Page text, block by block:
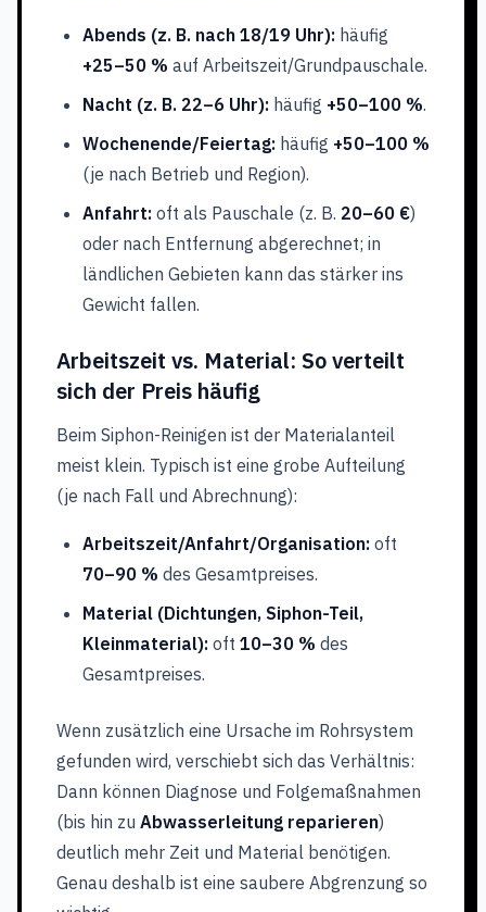
Abends (z. B. nach 18/19 Uhr): häufig
+25–50 % auf Arbeitszeit/Grundpauschale.
Nacht (z. B. 22–6 Uhr): häufig +50–100 %.
Wochenende/Feiertag: häufig +50–100 %
(je nach Betrieb und Region).
Anfahrt: oft als Pauschale (z. B. 20–60 €)
oder nach Entfernung abgerechnet; in
ländlichen Gebieten kann das stärker ins
Gewicht fallen.
Arbeitszeit vs. Material: So verteilt
sich der Preis häufig
Beim Siphon-Reinigen ist der Materialanteil
meist klein. Typisch ist eine grobe Aufteilung
(je nach Fall und Abrechnung):
Arbeitszeit/Anfahrt/Organisation: oft
70–90 % des Gesamtpreises.
Material (Dichtungen, Siphon-Teil,
Kleinmaterial): oft 10–30 % des
Gesamtpreises.
Wenn zusätzlich eine Ursache im Rohrsystem
gefunden wird, verschiebt sich das Verhältnis:
Dann können Diagnose und Folgemaßnahmen
(bis hin zu Abwasserleitung reparieren)
deutlich mehr Zeit und Material benötigen.
Genau deshalb ist eine saubere Abgrenzung so